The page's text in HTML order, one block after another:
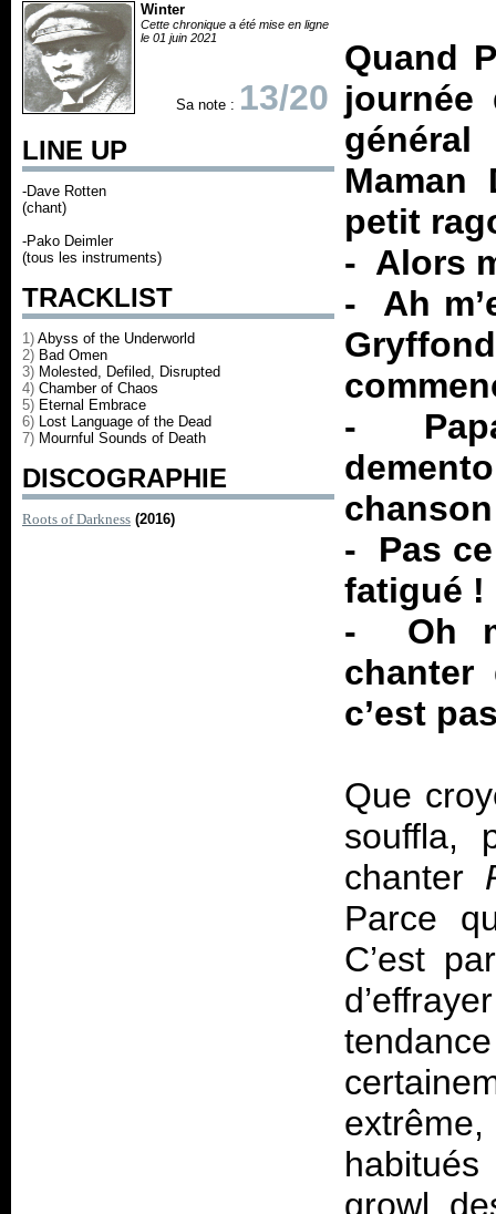
Winter
Cette chronique a été mise en ligne
le 01 juin 2021
Sa note : 13/20
LINE UP
-Dave Rotten
(chant)
-Pako Deimler
(tous les instruments)
TRACKLIST
1) Abyss of the Underworld
2) Bad Omen
3) Molested, Defiled, Disrupted
4) Chamber of Chaos
5) Eternal Embrace
6) Lost Language of the Dead
7) Mournful Sounds of Death
DISCOGRAPHIE
Roots of Darkness (2016)
Quand
journée
Maman
petit
- Alors
- Ah
-
- Pas
fatigué !
- Oh
chanter
c’est
Que
souffla,
chanter
Parce
C’est
growl